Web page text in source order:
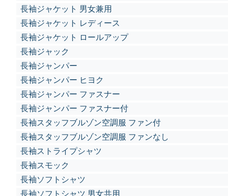
長袖ジャケット 男女兼用
長袖ジャケット レディース
長袖ジャケット ロールアップ
長袖ジャック
長袖ジャンパー
長袖ジャンパー ヒヨク
長袖ジャンパー ファスナー
長袖ジャンパー ファスナー付
長袖スタッフブルゾン空調服 ファン付
長袖スタッフブルゾン空調服 ファンなし
長袖ストライプシャツ
長袖スモック
長袖ソフトシャツ
長袖ソフトシャツ 男女共用